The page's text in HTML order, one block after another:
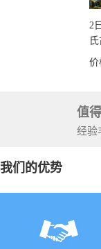
2
价
值
经验
我们的优势